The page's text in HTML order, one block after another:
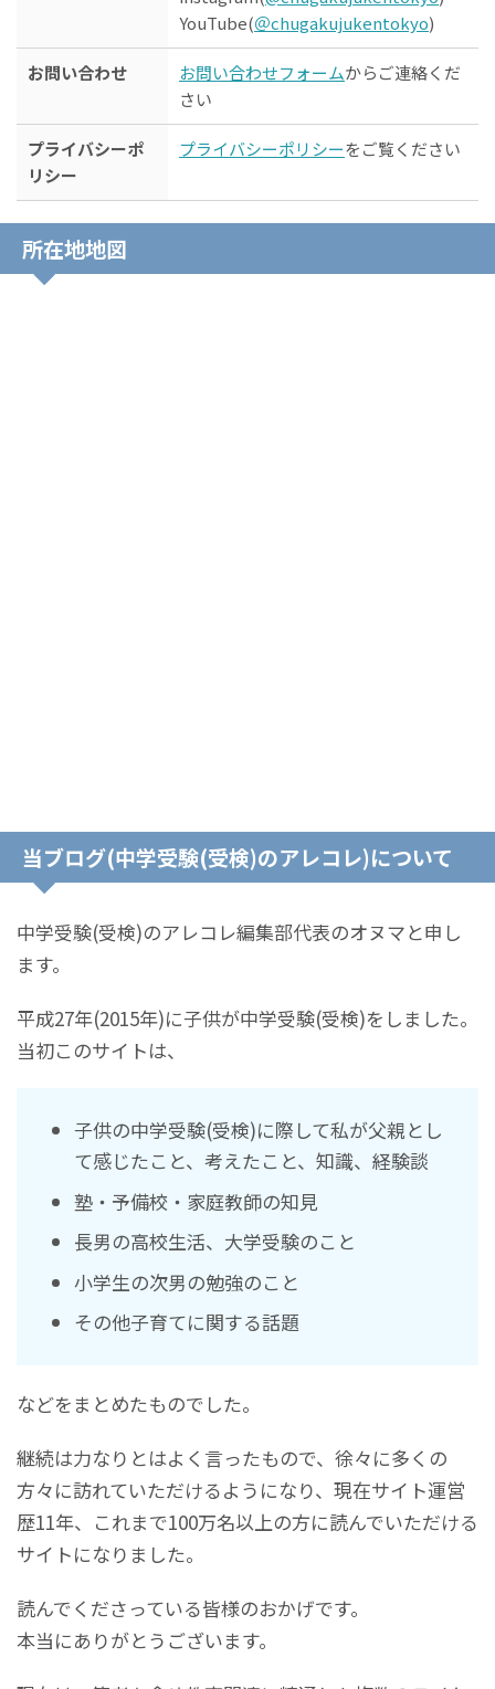
YouTube(＠chugakujukentokyo)
お問い合わせ お問い合わせフォームからご連絡くだ
さい
プライバシーポ
リシー
プライバシーポリシーをご覧ください
所在地地図
当ブログ(中学受験(受検)のアレコレ)について
中学受験(受検)のアレコレ編集部代表のオヌマと申し
ます。
平成27年(2015年)に子供が中学受験(受検)をしました。
当初このサイトは、
子供の中学受験(受検)に際して私が父親とし
て感じたこと、考えたこと、知識、経験談
塾・予備校・家庭教師の知見
長男の高校生活、大学受験のこと
小学生の次男の勉強のこと
その他子育てに関する話題
などをまとめたものでした。
継続は力なりとはよく言ったもので、徐々に多くの
方々に訪れていただけるようになり、現在サイト運営
歴11年、これまで100万名以上の方に読んでいただける
サイトになりました。
読んでくださっている皆様のおかげです。
本当にありがとうございます。